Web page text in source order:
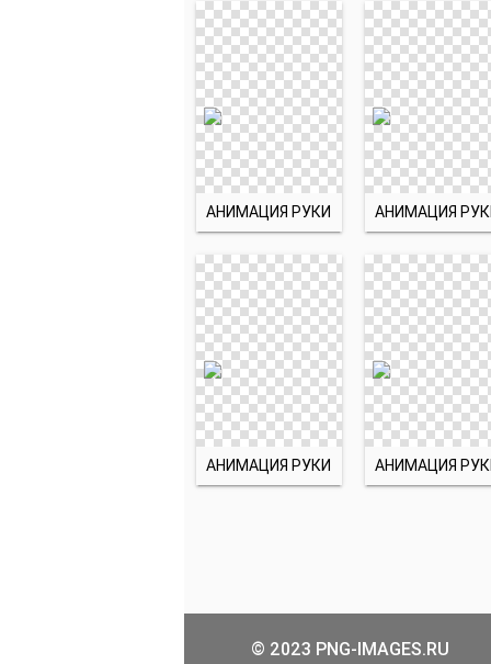
АНИМАЦИЯ РУКИ АНИМАЦИЯ
АНИМАЦИЯ РУКИ АНИМАЦИЯ
© 2023 PNG-IMAGES.RU